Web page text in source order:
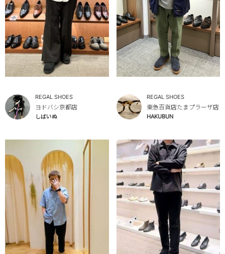
REGAL SHOES
ヨドバシ京都店
しばいぬ
REGAL SHOES
東急百貨店たまプラーザ店
HAKUBUN